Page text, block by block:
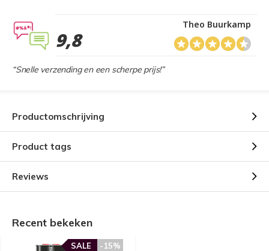
9,8
Theo Buurkamp
“Snelle verzending en een scherpe prijs!”
Productomschrijving
Product tags
Reviews
Recent bekeken
-15%
SALE